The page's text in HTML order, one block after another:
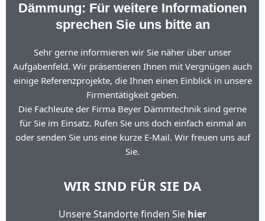
Dämmung: Für weitere Informationen
sprechen Sie uns bitte an
Sehr gerne informieren wir Sie näher über unser
Aufgabenfeld. Wir präsentieren Ihnen mit Vergnügen auch
einige Referenzprojekte, die Ihnen einen Einblick in unsere
Firmentätigkeit geben.
Die Fachleute der Firma Beyer Dämmtechnik sind gerne
für Sie im Einsatz. Rufen Sie uns doch einfach einmal an
oder senden Sie uns eine kurze E-Mail. Wir freuen uns auf
Sie.
WIR SIND FÜR SIE DA
Unsere Standorte finden Sie hier